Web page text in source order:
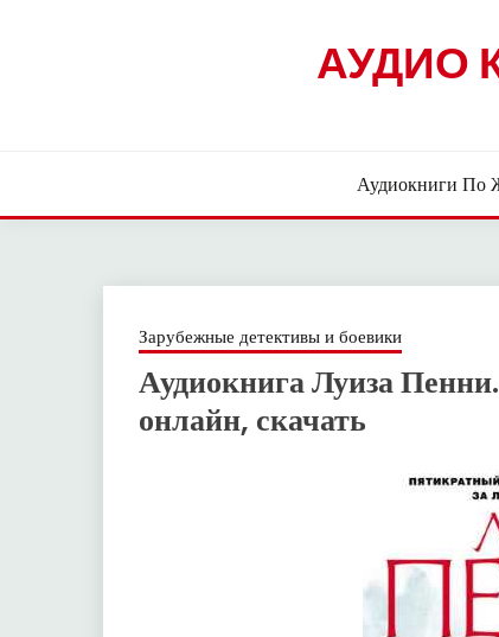
АУДИО
Аудиокниги По
Зарубежные детективы и боевики
Аудиокнига Луиза
онлайн, скачать